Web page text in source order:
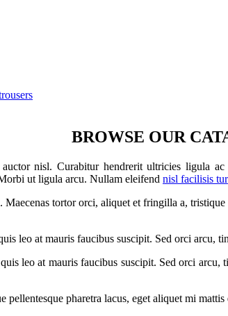
BROWSE OUR
nisl. Curabitur hendrerit ultricies ligula
ut ligula arcu. Nullam eleifend nisl facilisis
tortor orci, aliquet et fringilla a,
leo at mauris faucibus suscipit. Sed orci arcu,
leo at mauris faucibus suscipit. Sed orci
pellentesque pharetra lacus, eget aliquet mi